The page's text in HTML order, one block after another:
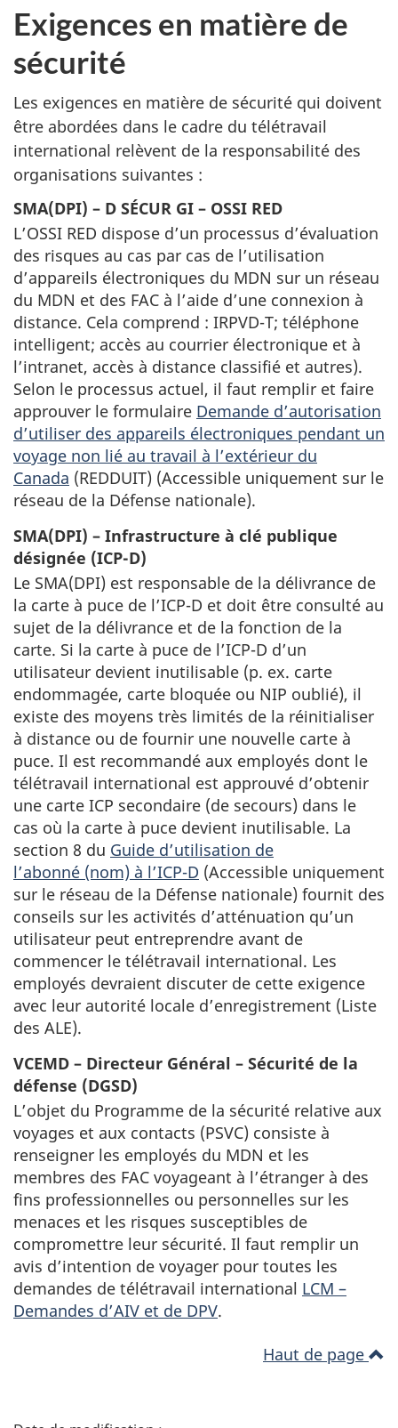
Exigences en matière de
sécurité
Les exigences en matière de sécurité qui doivent
être abordées dans le cadre du télétravail
international relèvent de la responsabilité des
organisations suivantes :
SMA(DPI) – D SÉCUR GI – OSSI RED
L’OSSI RED dispose d’un processus d’évaluation
des risques au cas par cas de l’utilisation
d’appareils électroniques du MDN sur un réseau
du MDN et des FAC à l’aide d’une connexion à
distance. Cela comprend : IRPVD-T; téléphone
intelligent; accès au courrier électronique et à
l’intranet, accès à distance classifié et autres).
Selon le processus actuel, il faut remplir et faire
approuver le formulaire Demande d’autorisation
d’utiliser des appareils électroniques pendant un
voyage non lié au travail à l’extérieur du
Canada (REDDUIT) (Accessible uniquement sur le
réseau de la Défense nationale).
SMA(DPI) – Infrastructure à clé publique
désignée (ICP-D)
Le SMA(DPI) est responsable de la délivrance de
la carte à puce de l’ICP-D et doit être consulté au
sujet de la délivrance et de la fonction de la
carte. Si la carte à puce de l’ICP-D d’un
utilisateur devient inutilisable (p. ex. carte
endommagée, carte bloquée ou NIP oublié), il
existe des moyens très limités de la réinitialiser
à distance ou de fournir une nouvelle carte à
puce. Il est recommandé aux employés dont le
télétravail international est approuvé d’obtenir
une carte ICP secondaire (de secours) dans le
cas où la carte à puce devient inutilisable. La
section 8 du Guide d’utilisation de
l’abonné (nom) à l’ICP-D (Accessible uniquement
sur le réseau de la Défense nationale) fournit des
conseils sur les activités d’atténuation qu’un
utilisateur peut entreprendre avant de
commencer le télétravail international. Les
employés devraient discuter de cette exigence
avec leur autorité locale d’enregistrement (Liste
des ALE).
VCEMD – Directeur Général – Sécurité de la
défense (DGSD)
L’objet du Programme de la sécurité relative aux
voyages et aux contacts (PSVC) consiste à
renseigner les employés du MDN et les
membres des FAC voyageant à l’étranger à des
fins professionnelles ou personnelles sur les
menaces et les risques susceptibles de
compromettre leur sécurité. Il faut remplir un
avis d’intention de voyager pour toutes les
demandes de télétravail international LCM –
Demandes d’AIV et de DPV.
Haut de page